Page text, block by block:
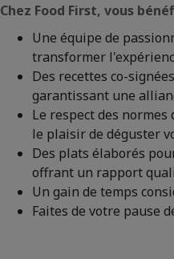
Chez Food First, vous
Une équipe de
transformer
Des recettes co-
garantissant une
Le respect des
le plaisir de déguster
Des plats élaborés
offrant un rapport
Un gain de temps
Faites de votre pause